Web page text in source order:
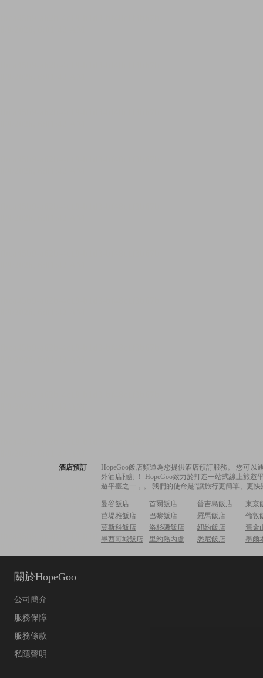
酒店預訂
HopeGoo飯店頻道為您提供酒店預訂服務。 您可
外酒店預訂！ HopeGoo致力於打造一站式線上旅
遊平臺之一，。 我們的使命是“讓旅行更簡單、更
曼谷飯店 首爾飯店 普吉島飯店
東京
芭堤雅飯店
巴黎飯店 羅馬飯店
倫敦
莫斯科飯店
洛杉磯飯店 紐約飯店
舊金
墨西哥城飯店
里約熱內盧飯店 悉尼飯店 墨爾
關於HopeGoo
公司簡介
服務保障
服務條款
私隱聲明